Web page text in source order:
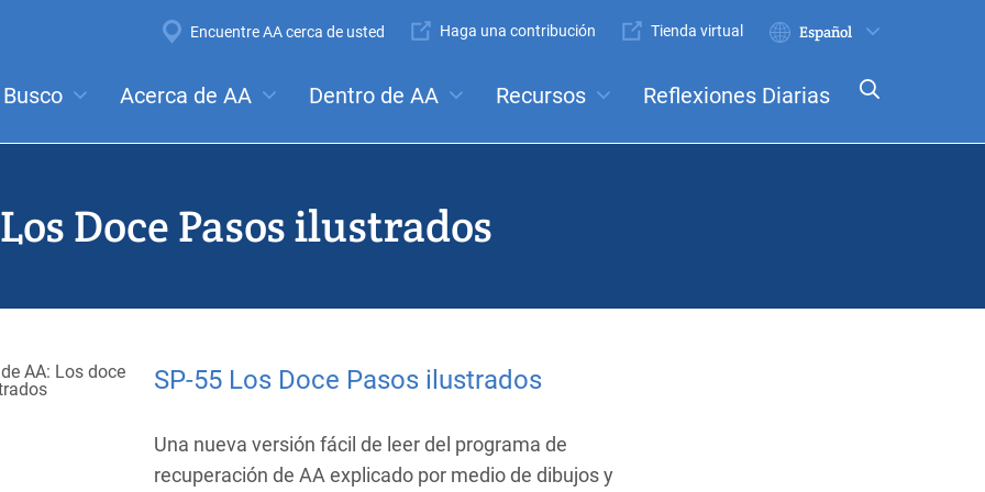
Enviar
Super
Navigation
Encuentre AA cerca de usted Haga una contribución Tienda virtual
Select
Mega
Busco Acerca de AA Dentro de AA Recursos Reflexiones Diarias
Los Doce Pasos ilustrados
SP-55 Los Doce Pasos ilustrados
Una nueva versión fácil de leer del programa de
recuperación de AA explicado por medio de dibujos y